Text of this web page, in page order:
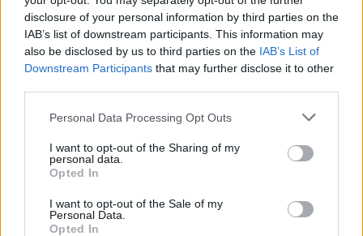
disclosure of your personal information by third parties on the
IAB’s list of downstream participants. This information may
also be disclosed by us to third parties on the IAB’s List of
Downstream Participants that may further disclose it to other
Personal Data Processing Opt Outs
I want to opt-out of the Sharing of my
personal data.
Opted In
I want to opt-out of the Sale of my
Personal Data.
Opted In
Jihlava)
06.08.2026 -Bosch Powertrain s.r.o. • montážní dělník • mzda 44.700
týdenní zálohy na mzdu 2.000 Kč (Jihlava, okres Jihlava)
06.08.2026 -Bosch Powertrain s.r.o. Jihlava • práce ve skladu • mzda
48.400 Kč • náborový bonus 50.000 Kč • ubytování (Jihlava, okres
... další nabídky zaměstnání
Vybrané články